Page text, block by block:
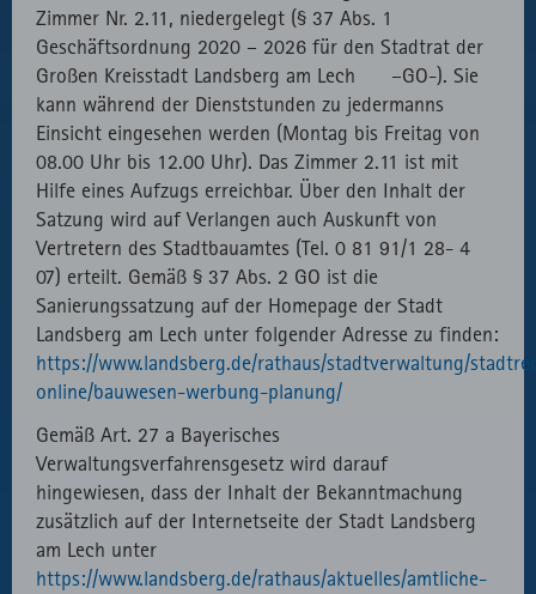
Zimmer Nr. 2.11, niedergelegt (§ 37 Abs. 1
Geschäftsordnung 2020 – 2026 für den Stadtrat der
Großen Kreisstadt Landsberg am Lech –GO-). Sie
kann während der Dienststunden zu jedermanns
Einsicht eingesehen werden (Montag bis Freitag von
08.00 Uhr bis 12.00 Uhr). Das Zimmer 2.11 ist mit
Hilfe eines Aufzugs erreichbar. Über den Inhalt der
Satzung wird auf Verlangen auch Auskunft von
Vertretern des Stadtbauamtes (Tel. 0 81 91/1 28- 4
07) erteilt. Gemäß § 37 Abs. 2 GO ist die
Sanierungssatzung auf der Homepage der Stadt
Landsberg am Lech unter folgender Adresse zu finden:
https://www.landsberg.de/rathaus/stadtverwaltung/
online/bauwesen-werbung-planung/
Gemäß Art. 27 a Bayerisches
Verwaltungsverfahrensgesetz wird darauf
hingewiesen, dass der Inhalt der Bekanntmachung
zusätzlich auf der Internetseite der Stadt Landsberg
am Lech unter
https://www.landsberg.de/rathaus/aktuelles/amtliche-